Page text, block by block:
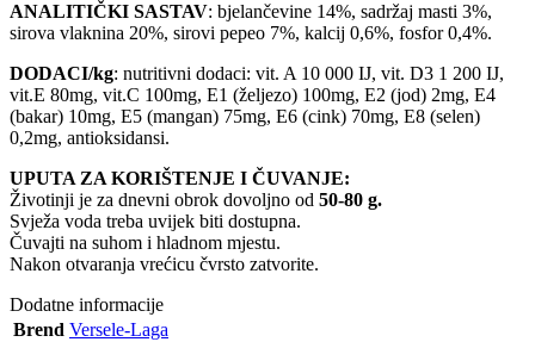
ANALITIČKI SASTAV: bjelančevine 14%, sadržaj masti 3%,
sirova vlaknina 20%, sirovi pepeo 7%, kalcij 0,6%, fosfor 0,4%.
DODACI/kg: nutritivni dodaci: vit. A 10 000 IJ, vit. D3 1 200 IJ,
vit.E 80mg, vit.C 100mg, E1 (željezo) 100mg, E2 (jod) 2mg, E4
(bakar) 10mg, E5 (mangan) 75mg, E6 (cink) 70mg, E8 (selen)
0,2mg, antioksidansi.
UPUTA ZA KORIŠTENJE I ČUVANJE:
Životinji je za dnevni obrok dovoljno od 50-80 g.
Svježa voda treba uvijek biti dostupna.
Čuvajti na suhom i hladnom mjestu.
Nakon otvaranja vrećicu čvrsto zatvorite.
Dodatne informacije
Brend Versele-Laga